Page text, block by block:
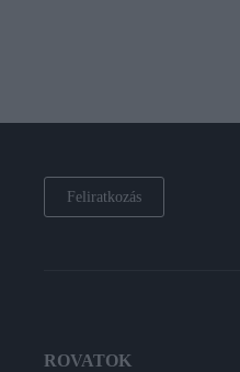
Feliratkozás
ROVATOK